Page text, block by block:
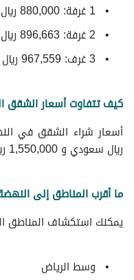
1 غرفة: 880,000 ريال سعودي
2 غرفة: 896,663 ريال سعودي
3 غرف: 967,559 ريال سعودي
كيف تتفاوت أسعار الشقق
ريال سعودي و 1,550,000 ريال سعودي.
ما أقرب المناطق إلى
يمكنك استكشاف المناطق
وسط الرياض